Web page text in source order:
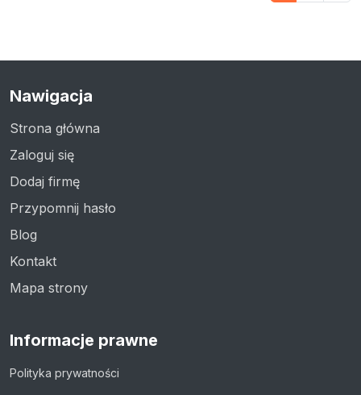
Nawigacja
Strona główna
Zaloguj się
Dodaj firmę
Przypomnij hasło
Blog
Kontakt
Mapa strony
Informacje prawne
Polityka prywatności